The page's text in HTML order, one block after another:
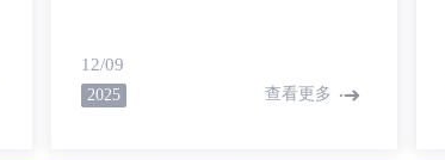
期经验，容易出现评价同质化、难
以兼顾到学生的个性化提升的情
12/09
2025 查看更多